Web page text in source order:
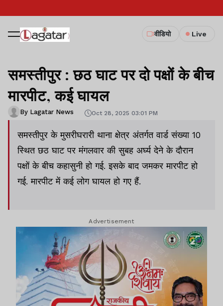
वीडियो Live
समस्तीपुर : छठ घाट पर दो पक्षों के बीच
मारपीट, कई घायल
By Lagatar News Oct 28, 2025 03:01 PM
समस्तीपुर के मुसरीघरारी थाना क्षेत्र अंतर्गत वार्ड संख्या 10
स्थित छठ घाट पर मंगलवार की सुबह अर्घ्य देने के दौरान
पक्षों के बीच कहासुनी हो गई. इसके बाद जमकर मारपीट हो
गई. मारपीट में कई लोग घायल हो गए हैं.
Advertisement